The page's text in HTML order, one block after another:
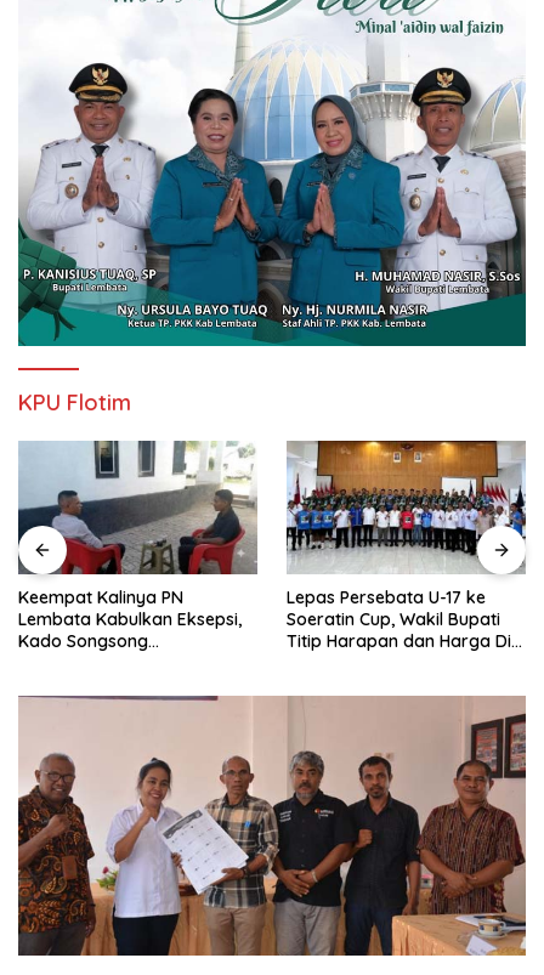
KPU Flotim
Keempat Kalinya PN
Lembata Kabulkan Eksepsi,
Kado Songsong
Lepas Persebata U-17 ke
Soeratin Cup, Wakil Bupati
Titip Harapan dan Harga Diri